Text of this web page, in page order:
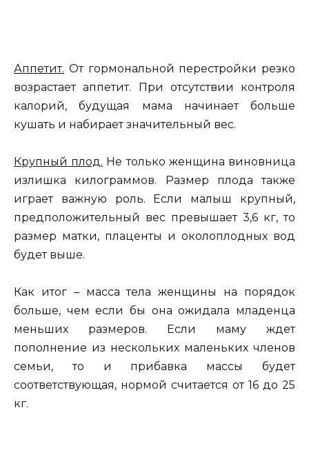
Аппетит. От гормональной перестройки резко
возрастает аппетит. При отсутствии контроля
калорий, будущая мама начинает больше
кушать и набирает значительный вес.
Крупный плод. Не только женщина виновница
излишка килограммов. Размер плода также
играет важную роль. Если малыш крупный,
предположительный вес превышает 3,6 кг, то
размер матки, плаценты и околоплодных вод
будет выше.
Как итог – масса тела женщины на порядок
больше, чем если бы она ожидала младенца
меньших размеров. Если маму ждет
пополнение из нескольких маленьких членов
семьи, то и прибавка массы будет
соответствующая, нормой считается от 16 до 25
кг.